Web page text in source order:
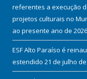
referentes a execução
projetos culturais no
ao presente ano de
ESF Alto Paraíso é
estendido 21 de julho